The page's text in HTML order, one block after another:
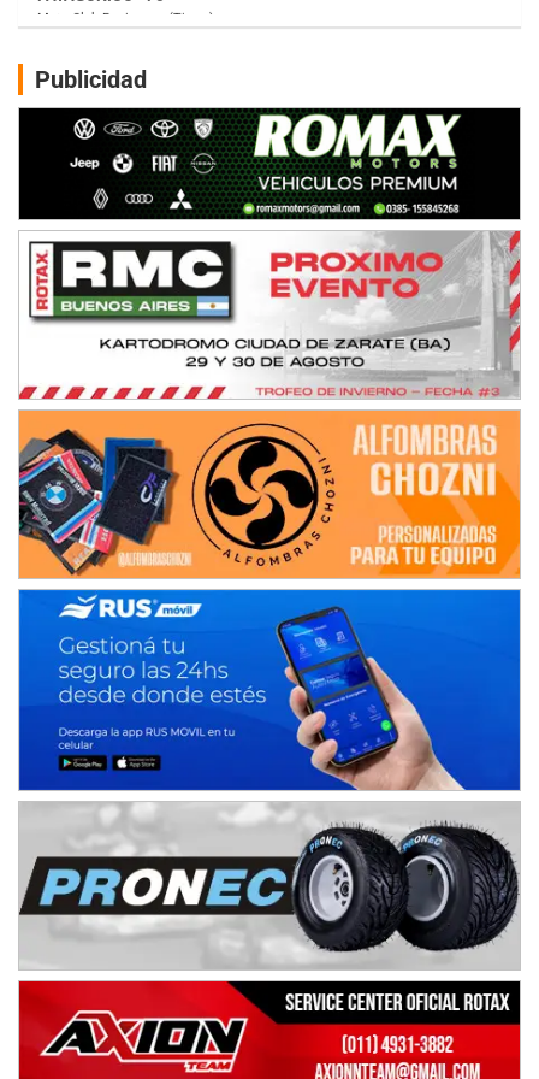
Humboldt (Santa Fe)
Ciudad de Avellaneda (Asfalto)
Avellaneda (Santa Fe)
SUR SANTAFESINO - F4
José Samuel Sánchez (Tierra)
Rufino (Santa Fe)
TUCUMANO - F5
Juan Navarro (Asfalto)
El Timbó (Tucumán)
COBERTURA ESPECIAL DE E-KART.COM.AR
IAME SERIES ARGENTINA 6
Ramiro Tot (Asfalto)
Baradero (Buenos Aires)
KDO - F6
Ciudad de Trenque Lauquen (Asfalto)
Trenque Lauquen (Buenos Aires)
ENTRERRIANO - F6 (POSTERGADA)
Parque de la Velocidad (Asfalto)
VICTORIENSE - F7
El Cerro (Tierra)
PATAGONICO - F6
Moto Club Reginense (Tierra)
Gral. E. Godoy (Río Negro)
CSK - F7
Juventud Unida (Tierra)
Humboldt (Santa Fe)
Ciudad de Avellaneda (Asfalto)
SUR SANTAFESINO - F4
José Samuel Sánchez (Tierra)
Publicidad